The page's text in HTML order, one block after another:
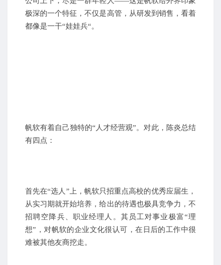
极深的一个特征，不仅是高管，从研发到销售，看着
都像是一干“娃娃兵“。
帆软有着自己独特的“人才经营观”。对此，陈炎总结
有四点：
首先在“选人”上，帆软只招重点高校的优秀应届生，
从实习期就开始培养，给出的待遇也极具竞争力，不
招聘空降兵、职业经理人。其员工对事业极富“理
想”，对帆软的企业文化很认可，在日后的工作中很
难被其他友商挖走。